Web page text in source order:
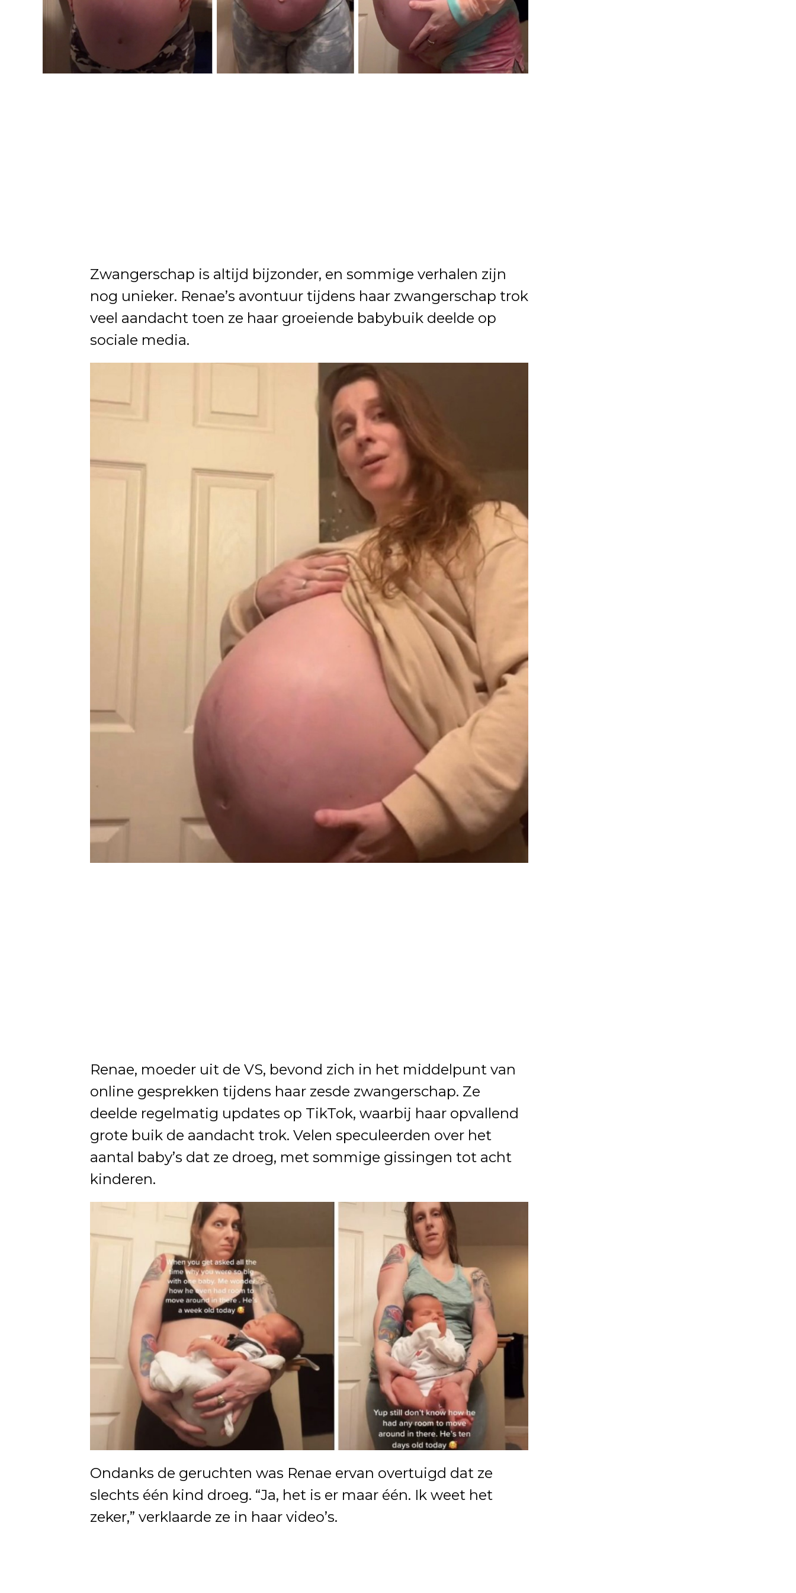
Zwangerschap is altijd bijzonder, en sommige verhalen zijn
nog unieker. Renae’s avontuur tijdens haar zwangerschap trok
veel aandacht toen ze haar groeiende babybuik deelde op
sociale media.
Renae, moeder uit de VS, bevond zich in het middelpunt van
online gesprekken tijdens haar zesde zwangerschap. Ze
deelde regelmatig updates op TikTok, waarbij haar opvallend
grote buik de aandacht trok. Velen speculeerden over het
aantal baby’s dat ze droeg, met sommige gissingen tot acht
kinderen.
Ondanks de geruchten was Renae ervan overtuigd dat ze
slechts één kind droeg. “Ja, het is er maar één. Ik weet het
zeker,” verklaarde ze in haar video’s.